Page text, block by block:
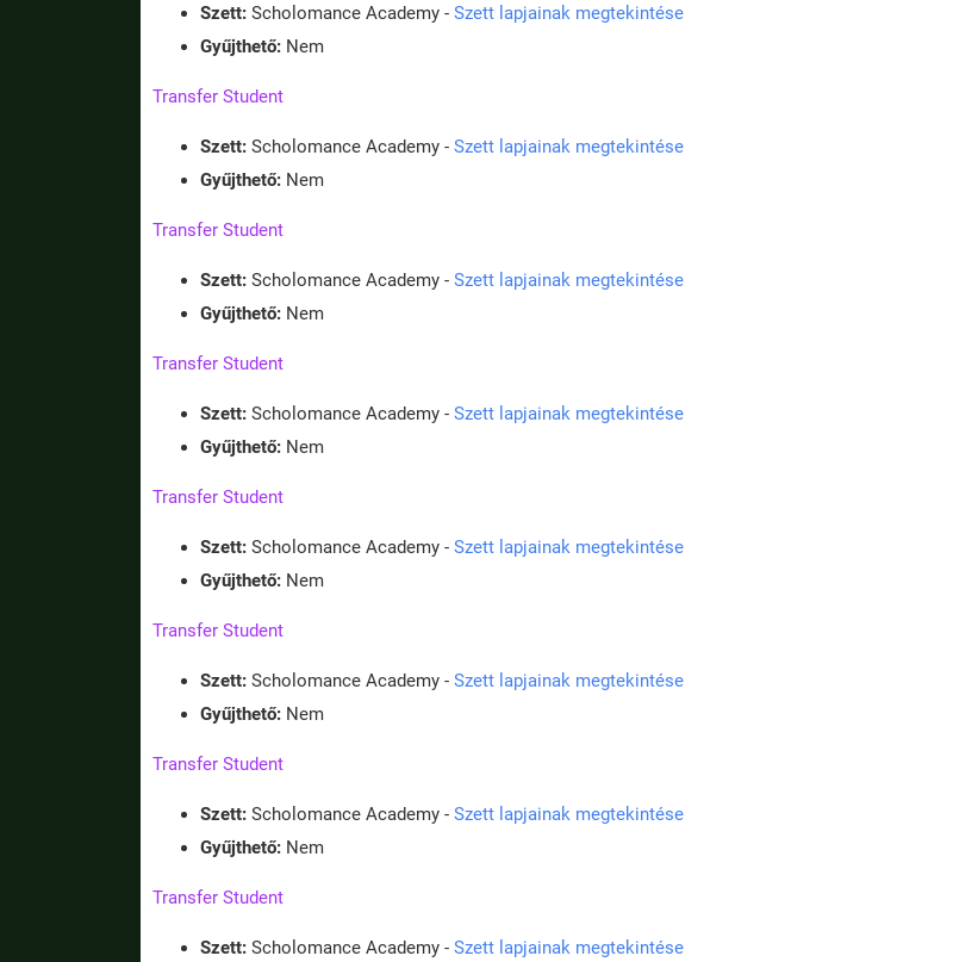
Szett: Scholomance Academy - Szett lapjainak megtekintése
Gyűjthető: Nem
Transfer Student
Szett: Scholomance Academy - Szett lapjainak megtekintése
Gyűjthető: Nem
Transfer Student
Szett: Scholomance Academy - Szett lapjainak megtekintése
Gyűjthető: Nem
Transfer Student
Szett: Scholomance Academy - Szett lapjainak megtekintése
Gyűjthető: Nem
Transfer Student
Szett: Scholomance Academy - Szett lapjainak megtekintése
Gyűjthető: Nem
Transfer Student
Szett: Scholomance Academy - Szett lapjainak megtekintése
Gyűjthető: Nem
Transfer Student
Szett: Scholomance Academy - Szett lapjainak megtekintése
Gyűjthető: Nem
Transfer Student
Szett: Scholomance Academy - Szett lapjainak megtekintése